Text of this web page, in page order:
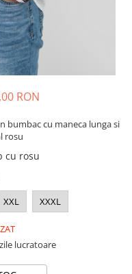
RON
bumbac cu maneca lunga si
rosu
cu rosu
XXL XXXL
lucratoare